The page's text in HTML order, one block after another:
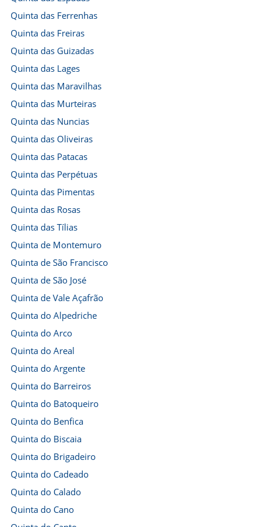
Quinta das Ferrenhas
Quinta das Freiras
Quinta das Guizadas
Quinta das Lages
Quinta das Maravilhas
Quinta das Murteiras
Quinta das Nuncias
Quinta das Oliveiras
Quinta das Patacas
Quinta das Perpétuas
Quinta das Pimentas
Quinta das Rosas
Quinta das Tílias
Quinta de Montemuro
Quinta de São Francisco
Quinta de São José
Quinta de Vale Açafrão
Quinta do Alpedriche
Quinta do Arco
Quinta do Areal
Quinta do Argente
Quinta do Barreiros
Quinta do Batoqueiro
Quinta do Benfica
Quinta do Biscaia
Quinta do Brigadeiro
Quinta do Cadeado
Quinta do Calado
Quinta do Cano